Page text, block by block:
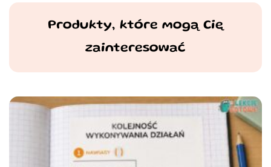
Produkty, które mogą Cię
zainteresować